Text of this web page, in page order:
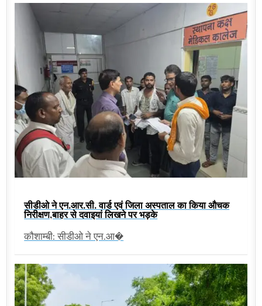
सीडीओ ने एन.आर.सी. वार्ड एवं जिला अस्पताल का किया औचक
निरीक्षण,बाहर से दवाइयां लिखने पर भड़के
कौशाम्बी: सीडीओ ने एन.आ�